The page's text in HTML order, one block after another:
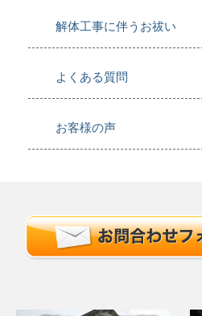
解体工事に伴うお祓い
よくある質問
お客様の声